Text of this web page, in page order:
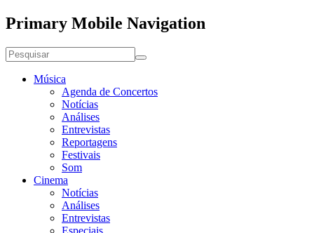
Primary Mobile Navigation
Música
Agenda de Concertos
Notícias
Análises
Entrevistas
Reportagens
Festivais
Som
Cinema
Notícias
Análises
Entrevistas
Especiais